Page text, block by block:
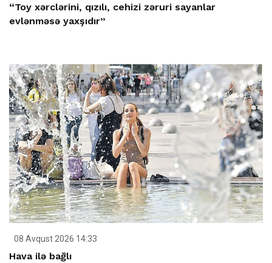
“Toy xərclərini, qızılı, cehizi zəruri sayanlar
evlənməsə yaxşıdır”
08 Avqust 2026 14:33
Hava ilə bağlı